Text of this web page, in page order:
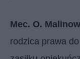
Mec. O.
rodzica prawa do